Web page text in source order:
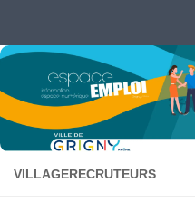
Ouvrir la barre d’outils
VILLAGERECRUTEURS